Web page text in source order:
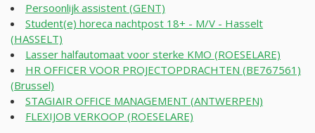
Persoonlijk assistent (GENT)
Student(e) horeca nachtpost 18+ - M/V - Hasselt
(HASSELT)
Lasser halfautomaat voor sterke KMO (ROESELARE)
HR OFFICER VOOR PROJECTOPDRACHTEN (BE767561)
(Brussel)
STAGIAIR OFFICE MANAGEMENT (ANTWERPEN)
FLEXIJOB VERKOOP (ROESELARE)